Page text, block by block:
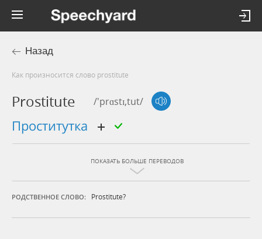
Назад
Как произносится слово prostitute
Prostitute /'prɑstɪ,tut/
проститутка
ПОКАЗАТЬ БОЛЬШЕ ПЕРЕВОДОВ
РОДСТВЕННОЕ СЛОВО: Prostitute?